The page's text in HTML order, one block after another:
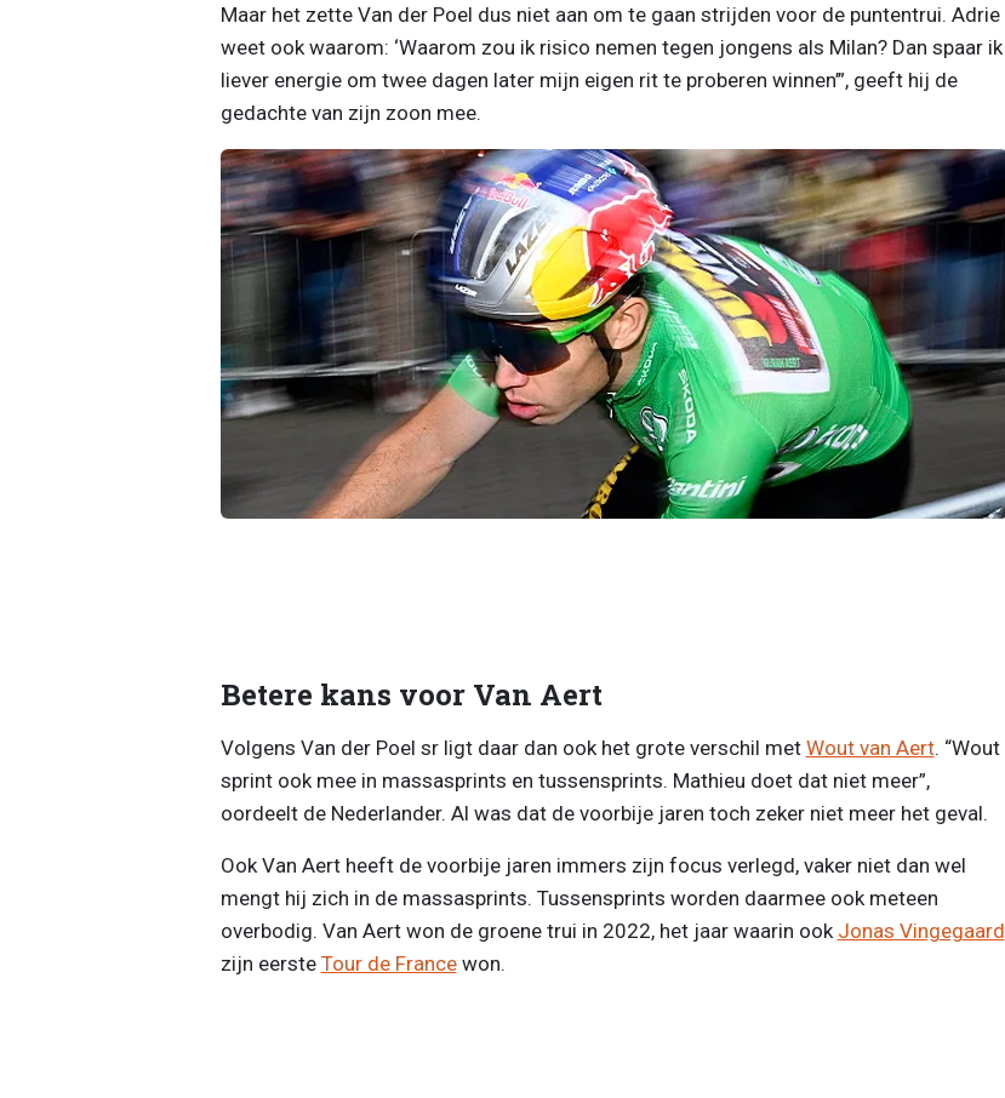
Maar het zette Van der Poel dus niet aan om te gaan strijden voor de puntentrui. Adrie
weet ook waarom: ‘Waarom zou ik risico nemen tegen jongens als Milan? Dan spaar ik
liever energie om twee dagen later mijn eigen rit te proberen winnen’”, geeft hij de
gedachte van zijn zoon mee.
Betere kans voor Van Aert
Volgens Van der Poel sr ligt daar dan ook het grote verschil met Wout van Aert. “Wout
sprint ook mee in massasprints en tussensprints. Mathieu doet dat niet meer”,
oordeelt de Nederlander. Al was dat de voorbije jaren toch zeker niet meer het geval.
Ook Van Aert heeft de voorbije jaren immers zijn focus verlegd, vaker niet dan wel
mengt hij zich in de massasprints. Tussensprints worden daarmee ook meteen
overbodig. Van Aert won de groene trui in 2022, het jaar waarin ook Jonas Vingegaard
zijn eerste Tour de Francewon.